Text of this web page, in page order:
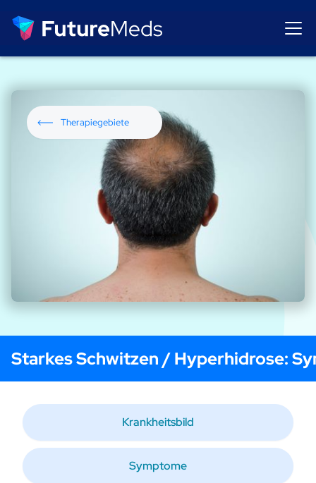
Therapiegebiete
Starkes Schwitzen / Hyperhidrose:
Krankheitsbild
Symptome